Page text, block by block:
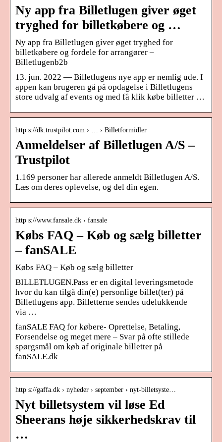
Ny app fra Billetlugen giver øget
tryghed for billetkøbere og …
Ny app fra Billetlugen giver øget tryghed for
billetkøbere og fordele for arrangører –
Billetlugenb2b
13. jun. 2022 — Billetlugens nye app er nemlig ude. I
appen kan brugeren gå på opdagelse i Billetlugens
store udvalg af events og med få klik købe billetter …
http s://dk.trustpilot.com › … › Billetformidler
Anmeldelser af Billetlugen A/S –
Trustpilot
1.169 personer har allerede anmeldt Billetlugen A/S.
Læs om deres oplevelse, og del din egen.
http s://www.fansale.dk › fansale
Købs FAQ – Køb og sælg billetter
– fanSALE
Købs FAQ – Køb og sælg billetter
BILLETLUGEN.Pass er en digital leveringsmetode
hvor du kan tilgå din(e) personlige billet(ter) på
Billetlugens app. Billetterne sendes udelukkende
via …
fanSALE FAQ for købere- Oprettelse, Betaling,
Forsendelse og meget mere – Svar på ofte stillede
spørgsmål om køb af originale billetter på
fanSALE.dk
http s://gaffa.dk › nyheder › september › nyt-billetsyste…
Nyt billetsystem vil løse Ed
Sheerans høje sikkerhedskrav til
…